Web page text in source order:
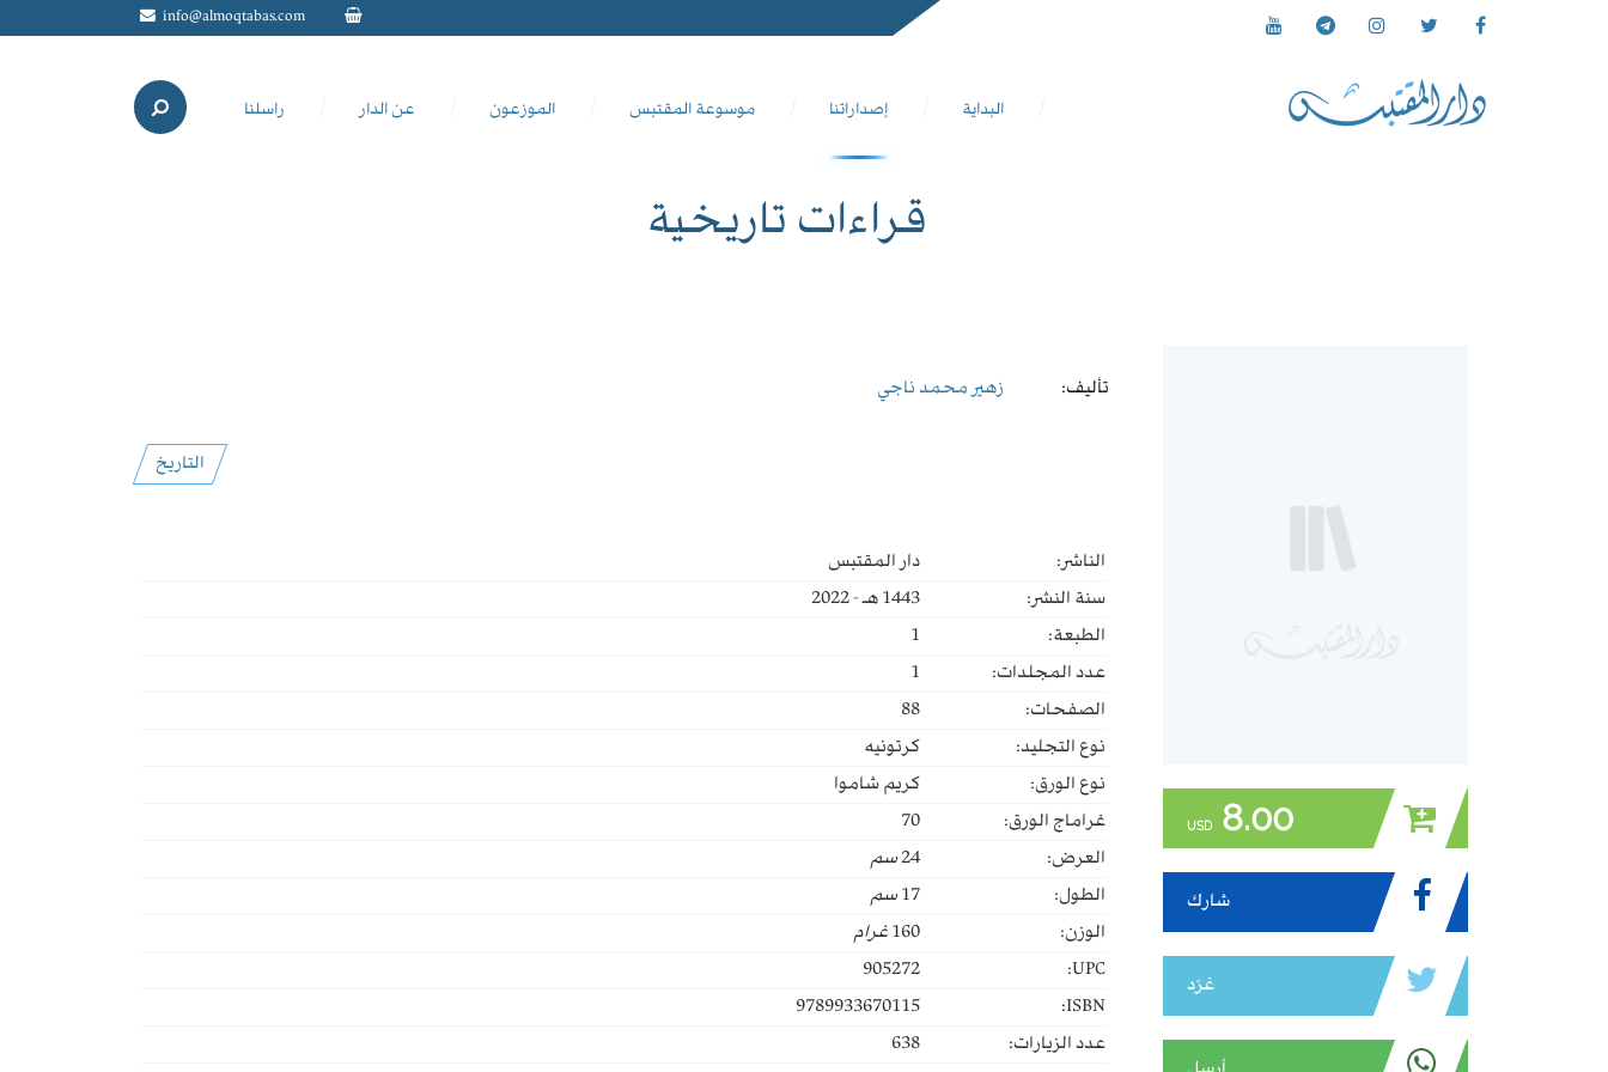
info@almoqtabas.com
البداية إصداراتنا موسوعة المقتبس الموزعون عن الدار راسلنا
قراءات تاريخية
8.00
USD
شارك
غرّد
تأليف: زهير محمد ناجي
التاريخ
الناشر:
دار المقتبس
سنة النشر:
1443 هـ - 2022
الطبعة:
1
عدد المجلدات:
1
الصفحات:
88
نوع التجليد:
كرتونيه
نوع الورق:
كريم شاموا
غراماج الورق:
70
العرض:
24سم
الطول:
17سم
الوزن:
160غرام
UPC:
905272
ISBN:
9789933670115
عدد الزيارات:
638